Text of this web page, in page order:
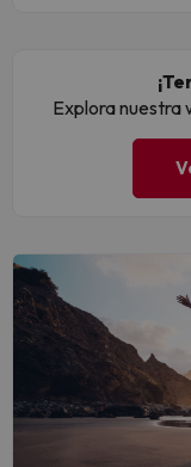
Explora nuestra